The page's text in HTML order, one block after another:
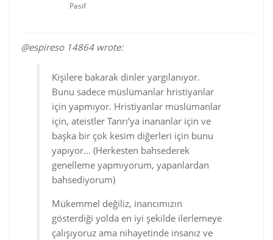
Pasif
@espireso 14864 wrote:
Kişilere bakarak dinler yargılanıyor.
Bunu sadece müslümanlar hristiyanlar
için yapmıyor. Hristiyanlar müslümanlar
için, ateistler Tanrı’ya inananlar için ve
başka bir çok kesim diğerleri için bunu
yapıyor… (Herkesten bahsederek
genelleme yapmıyorum, yapanlardan
bahsediyorum)
Mükemmel değiliz, inancımızın
gösterdiği yolda en iyi şekilde ilerlemeye
çalışıyoruz ama nihayetinde insanız ve